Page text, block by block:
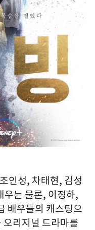
인성, 차태현, 김성
우는 물론, 이정하,
배우들의 캐스팅으
오리지널 드라마를